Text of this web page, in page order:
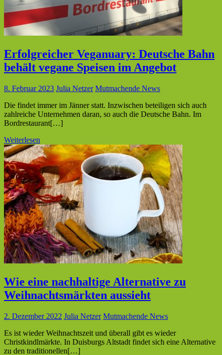
Erfolgreicher Veganuary: Deutsche Bahn
behält vegane Speisen im Angebot
8. Februar 2023 Julia Netzer Mutmachende News
Die findet immer im Jänner statt. Inzwischen beteiligen sich auch
zahlreiche Unternehmen daran, so auch die Deutsche Bahn. Im
Bordrestaurant[…]
Weiterlesen
Wie eine nachhaltige Alternative zu
Weihnachtsmärkten aussieht
2. Dezember 2022 Julia Netzer Mutmachende News
Es ist wieder Weihnachtszeit und überall gibt es wieder
Christkindlmärkte. In Duisburgs Altstadt findet sich eine Alternative
zu den traditionellen[…]